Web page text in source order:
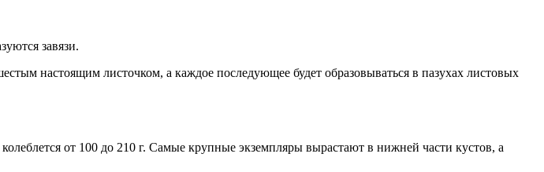
завязи.
настоящим листочком, а каждое последующее будет образовываться в пазухах листовых
от 100 до 210 г. Самые крупные экземпляры вырастают в нижней части кустов, а